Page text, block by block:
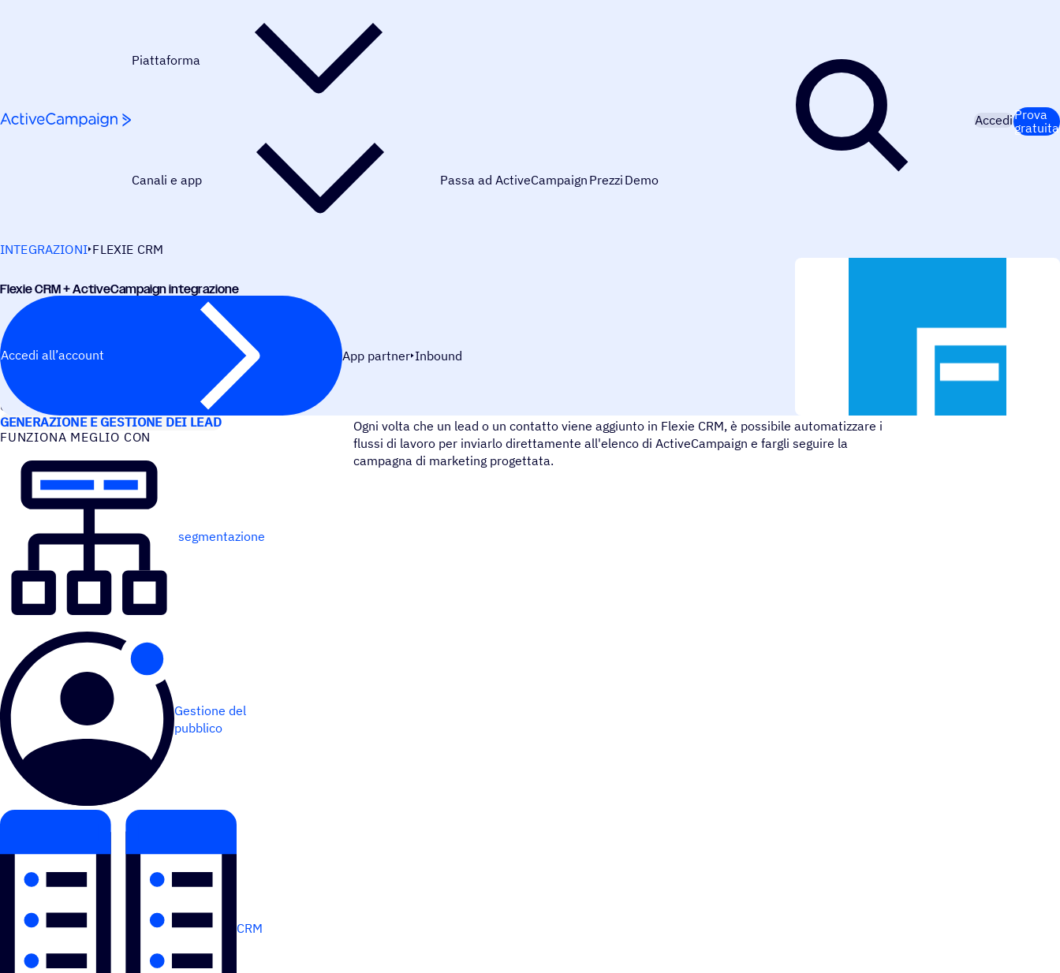
Piattaforma
Canali e app Passa ad ActiveCampaign Prezzi Demo
AccediProva
gratuita
INTEGRAZIONI FLEXIE CRM
Flexie CRM + ActiveCampaign integrazione
Accedi all’account App partner Inbound
CASI D’USO
GENERAZIONE E GESTIONE DEI LEAD
FUNZIONA MEGLIO CON
segmentazione
Gestione del
pubblico
CRM
Ogni volta che un lead o un contatto viene aggiunto in Flexie CRM, è possibile automatizzare i
flussi di lavoro per inviarlo direttamente all'elenco di ActiveCampaign e fargli seguire la
campagna di marketing progettata.